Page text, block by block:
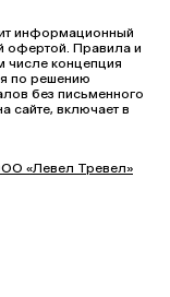
информационный
офертой. Правила и
числе концепция
по решению
без письменного
сайте, включает в
«Левел Тревел»